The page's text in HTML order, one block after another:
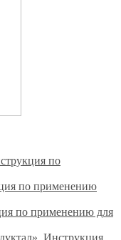
по
по применению
по применению для
Инструкция